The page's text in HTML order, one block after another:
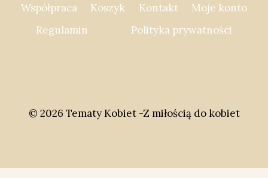
Współpraca
Koszyk Kontakt
Moje konto
Regulamin
Polityka prywatności
© 2026 Tematy Kobiet -Z miłością do kobiet